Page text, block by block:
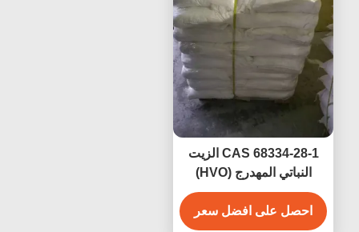
CAS 68334-28-1 الزيت
النباتي المهدرج (HVO)
للمخابز والسمن النباتي
احصل على افضل سعر